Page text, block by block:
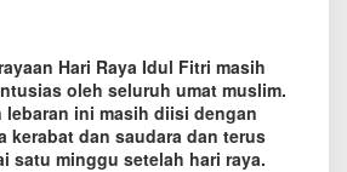
t
i
k
S
e
Hari Raya Idul Fitri masih
oleh seluruh umat muslim.
lebaran ini masih diisi dengan
kerabat dan saudara dan terus
satu minggu setelah hari raya.